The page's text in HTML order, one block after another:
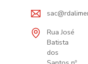
Rua José
Batista
dos